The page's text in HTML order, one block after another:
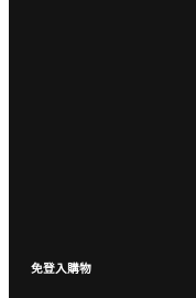
免登入購物